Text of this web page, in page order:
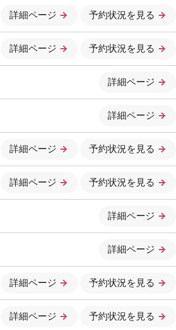
詳細ページ 予約状況を見る
詳細ページ 予約状況を見る
詳細ページ
詳細ページ
詳細ページ 予約状況を見る
詳細ページ 予約状況を見る
詳細ページ
詳細ページ
詳細ページ 予約状況を見る
詳細ページ 予約状況を見る